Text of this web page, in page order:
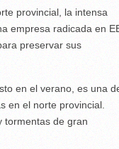
provincial, la intensa
empresa radicada en
preservar sus
en el verano, es una
en el norte provincial.
tormentas de gran